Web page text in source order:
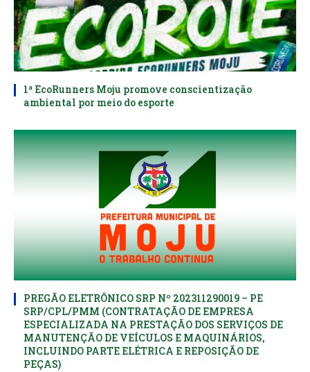
1ª EcoRunners Moju promove conscientização
ambiental por meio do esporte
PREGÃO ELETRÔNICO SRP Nº 202311290019 – PE
SRP/CPL/PMM (CONTRATAÇÃO DE EMPRESA
ESPECIALIZADA NA PRESTAÇÃO DOS SERVIÇOS DE
MANUTENÇÃO DE VEÍCULOS E MAQUINÁRIOS,
INCLUINDO PARTE ELÉTRICA E REPOSIÇÃO DE
PEÇAS)